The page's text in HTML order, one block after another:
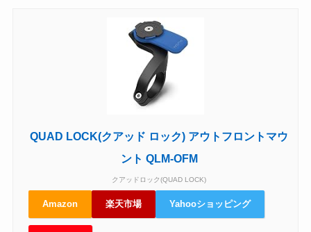
QUAD LOCK(クアッド ロック) アウトフロントマウ
ント QLM-OFM
クアッドロック(QUAD LOCK)
Amazon 楽天市場 Yahooショッピング